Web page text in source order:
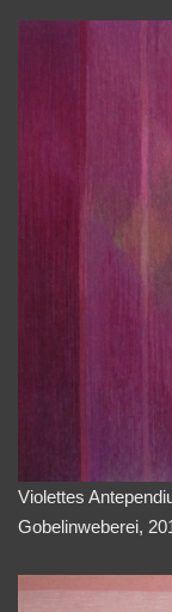
Violettes
Gobelinweberei,